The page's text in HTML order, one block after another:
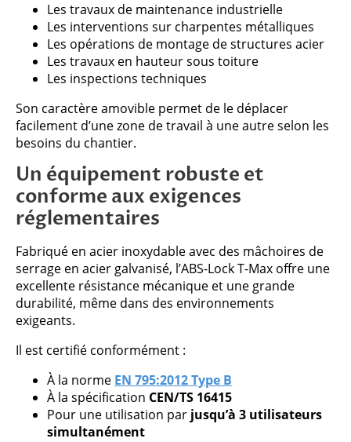
Les travaux de maintenance industrielle
Les interventions sur charpentes métalliques
Les opérations de montage de structures acier
Les travaux en hauteur sous toiture
Les inspections techniques
Son caractère amovible permet de le déplacer
facilement d’une zone de travail à une autre selon les
besoins du chantier.
Un équipement robuste et
conforme aux exigences
réglementaires
Fabriqué en acier inoxydable avec des mâchoires de
serrage en acier galvanisé, l’ABS-Lock T-Max offre une
excellente résistance mécanique et une grande
durabilité, même dans des environnements
exigeants.
Il est certifié conformément :
À la norme EN 795:2012 Type B
À la spécification CEN/TS 16415
Pour une utilisation par jusqu’à 3 utilisateurs
simultanément